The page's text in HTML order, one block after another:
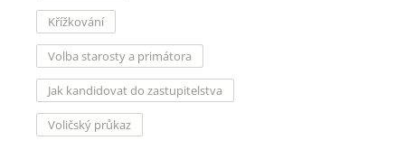
Křížkování
Volba starosty a primátora
Jak kandidovat do zastupitelstva
Voličský průkaz